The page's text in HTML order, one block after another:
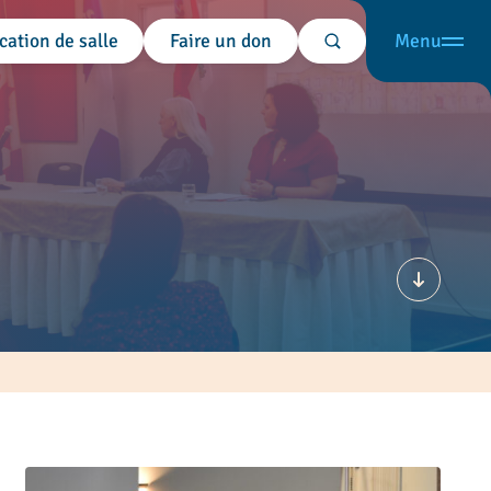
de salle Faire un don Rechercher
Menu
Défiler